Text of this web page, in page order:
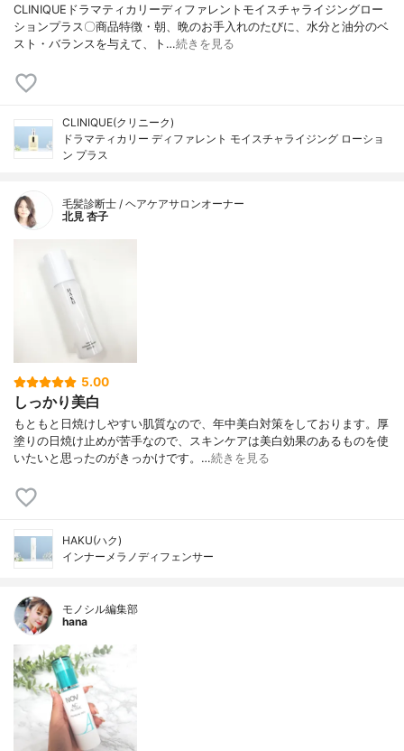
CLINIQUEドラマティカリーディファレントモイスチャライジングロー
ションプラス〇商品特徴・朝、晩のお手入れのたびに、水分と油分のベ
スト・バランスを与えて、ト…続きを見る
CLINIQUE(クリニーク)
ドラマティカリー ディファレント モイスチャライジング ローショ
ン プラス
毛髪診断士 / ヘアケアサロンオーナー
北見 杏子
5.00
しっかり美白
もともと日焼けしやすい肌質なので、年中美白対策をしております。厚
塗りの日焼け止めが苦手なので、スキンケアは美白効果のあるものを使
いたいと思ったのがきっかけです。…続きを見る
HAKU(ハク)
インナーメラノディフェンサー
モノシル編集部
hana